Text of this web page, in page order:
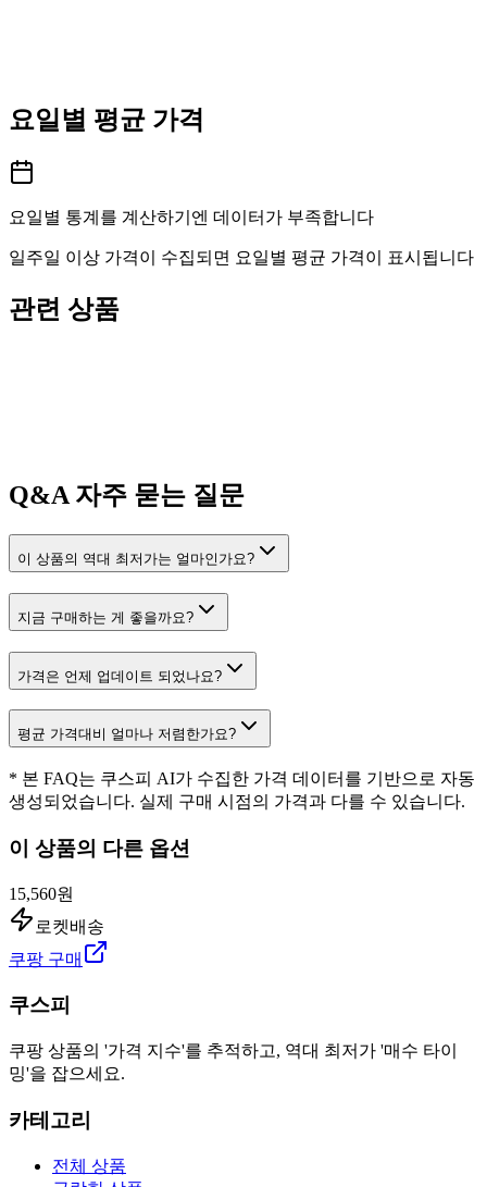
요일별 평균 가격
요일별 통계를 계산하기엔 데이터가 부족합니다
일주일 이상 가격이 수집되면 요일별 평균 가격이 표시됩니다
관련 상품
Q&A자주 묻는 질문
이 상품의 역대 최저가는 얼마인가요?
지금 구매하는 게 좋을까요?
가격은 언제 업데이트 되었나요?
평균 가격대비 얼마나 저렴한가요?
* 본 FAQ는 쿠스피 AI가 수집한 가격 데이터를 기반으로 자동
생성되었습니다. 실제 구매 시점의 가격과 다를 수 있습니다.
이 상품의 다른 옵션
15,560원
로켓배송
쿠팡 구매
쿠스피
쿠팡 상품의 '가격 지수'를 추적하고, 역대 최저가 '매수 타이
밍'을 잡으세요.
카테고리
전체 상품